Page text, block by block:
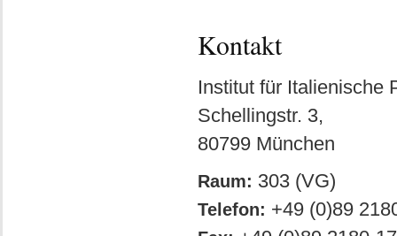
Kontakt
Institut für Italienische
Schellingstr. 3,
80799 München
Raum: 303 (VG)
Telefon: +49 (0)89